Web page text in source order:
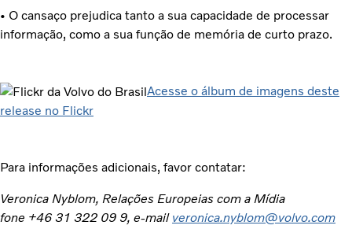
• O cansaço prejudica tanto a sua capacidade de processar
informação, como a sua função de memória de curto prazo.
Acesse o álbum de imagens deste
release no Flickr
Para informações adicionais, favor contatar:
Veronica Nyblom, Relações Europeias com a Mídia
fone +46 31 322 09 9, e-mail veronica.nyblom@volvo.com